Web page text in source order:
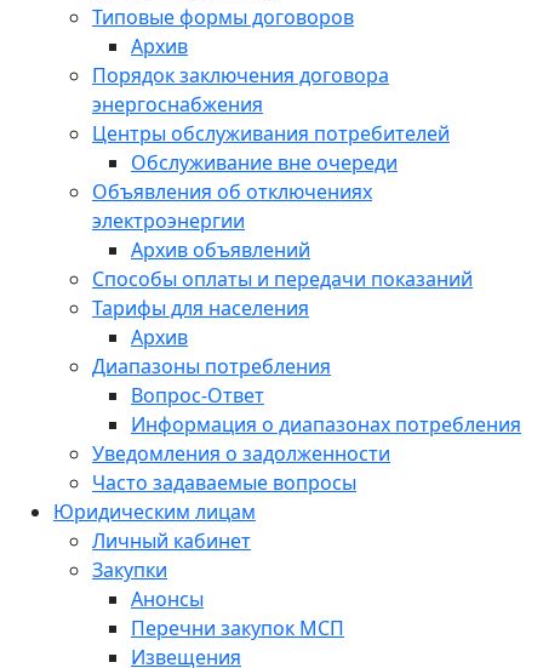
Типовые формы договоров
Архив
Порядок заключения договора
энергоснабжения
Центры обслуживания потребителей
Обслуживание вне очереди
Объявления об отключениях
электроэнергии
Архив объявлений
Способы оплаты и передачи показаний
Тарифы для населения
Архив
Диапазоны потребления
Вопрос-Ответ
Информация о диапазонах потребления
Уведомления о задолженности
Часто задаваемые вопросы
Юридическим лицам
Личный кабинет
Закупки
Анонсы
Перечни закупок МСП
Извещения